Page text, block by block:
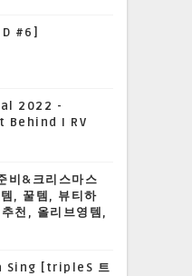
#6]
2022 -
Behind I RV
비&크리스마스
, 꿀템, 뷰티하
천, 올리브영템,
Sing [tripleS 트